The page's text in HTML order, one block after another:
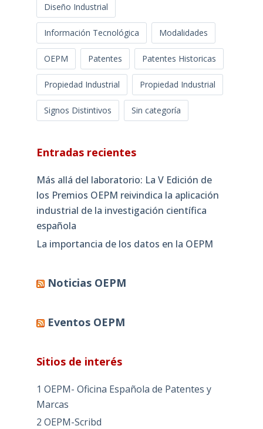
Diseño Industrial
Información Tecnológica Modalidades
OEPM Patentes Patentes Historicas
Propiedad Industrial Propiedad Industrial
Signos Distintivos Sin categoría
Entradas recientes
Más allá del laboratorio: La V Edición de
los Premios OEPM reivindica la aplicación
industrial de la investigación científica
española
La importancia de los datos en la OEPM
Noticias OEPM
Eventos OEPM
Sitios de interés
1 OEPM- Oficina Española de Patentes y
Marcas
2 OEPM-Scribd